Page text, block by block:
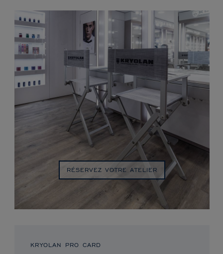
RÉSERVEZ VOTRE ATELIER
KRYOLAN PRO CARD